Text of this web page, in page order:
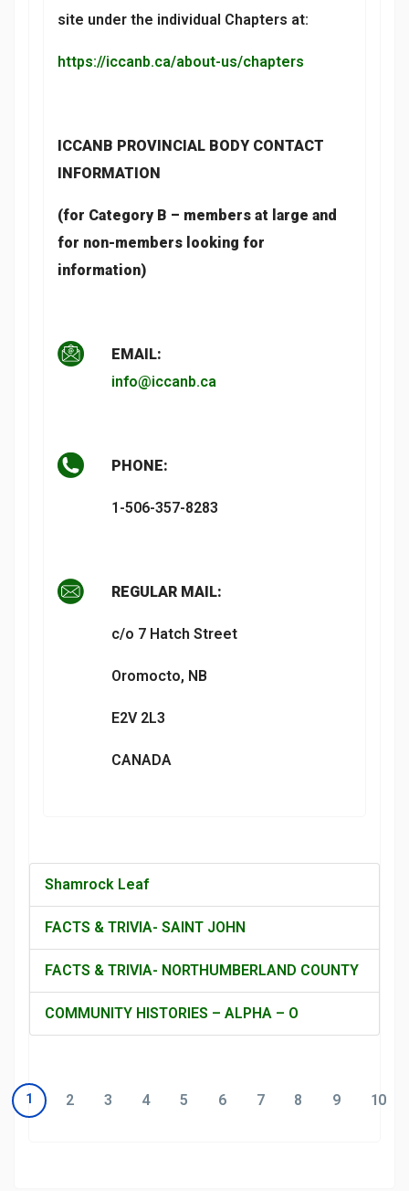
site under the individual Chapters at:
https://iccanb.ca/about-us/chapters
ICCANB PROVINCIAL BODY CONTACT
INFORMATION
(for Category B – members at large and
for non-members looking for
information)
EMAIL:
info@iccanb.ca
PHONE:
1-506-357-8283
REGULAR MAIL:
c/o 7 Hatch Street
Oromocto, NB
E2V 2L3
CANADA
Shamrock Leaf
FACTS & TRIVIA- SAINT JOHN
FACTS & TRIVIA- NORTHUMBERLAND COUNTY
COMMUNITY HISTORIES – ALPHA – O
1 2 3 4 5 6 7 8 9 10